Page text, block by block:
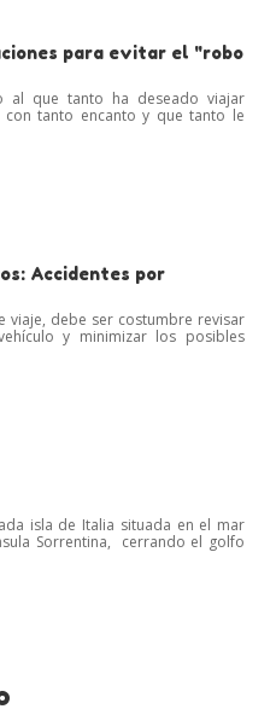
para evitar el "robo
al que tanto ha deseado viajar
tanto encanto y que tanto le
Accidentes por
viaje, debe ser costumbre revisar
y minimizar los posibles
isla de Italia situada en el mar
Sorrentina, cerrando el golfo